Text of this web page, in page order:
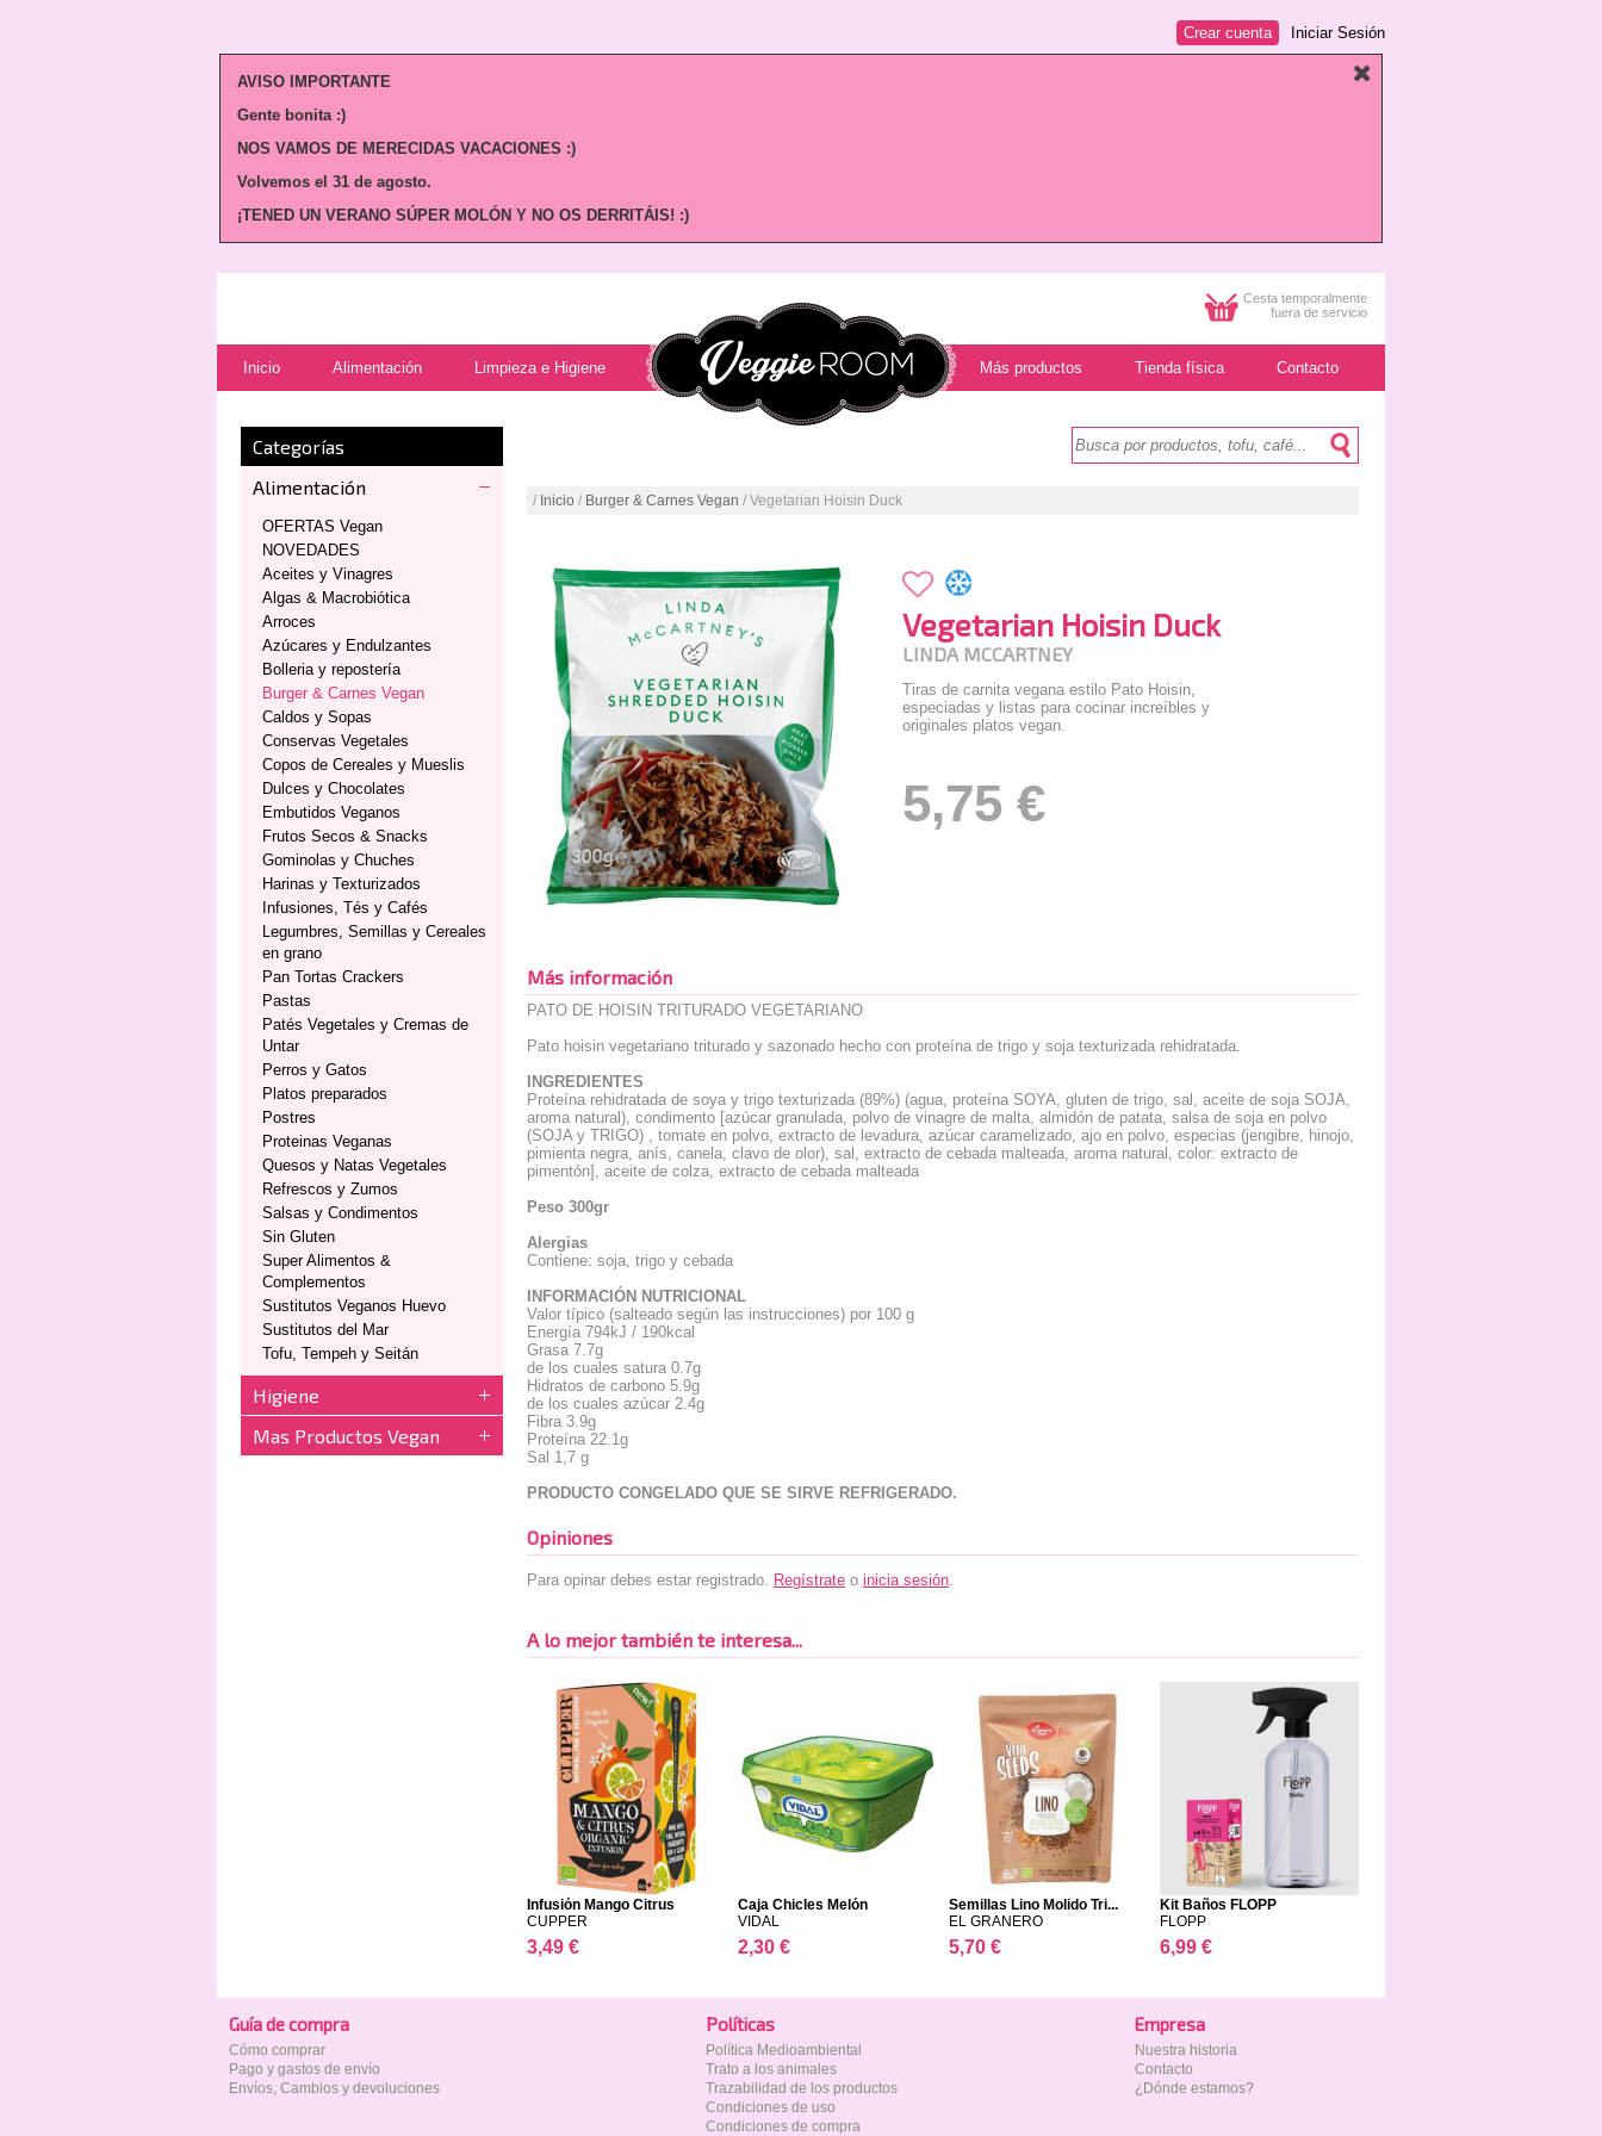
Iniciar Sesión
Crear cuenta
AVISO IMPORTANTE
Gente bonita :)
NOS VAMOS DE MERECIDAS VACACIONES :)
Volvemos el 31 de agosto.
¡TENED UN VERANO SÚPER MOLÓN Y NO OS DERRITÁIS! :)
Cesta temporalmente
fuera de servicio
Inicio Alimentación Limpieza e Higiene Más productos Tienda física Contacto
Categorías
Alimentación
OFERTAS Vegan
NOVEDADES
Aceites y Vinagres
Algas & Macrobiótica
Arroces
Azúcares y Endulzantes
Bolleria y repostería
Burger & Carnes Vegan
Caldos y Sopas
Conservas Vegetales
Copos de Cereales y Mueslis
Dulces y Chocolates
Embutidos Veganos
Frutos Secos & Snacks
Gominolas y Chuches
Harinas y Texturizados
Infusiones, Tés y Cafés
Legumbres, Semillas y Cereales
en grano
Pan Tortas Crackers
Pastas
Patés Vegetales y Cremas de
Untar
Perros y Gatos
Platos preparados
Postres
Proteinas Veganas
Quesos y Natas Vegetales
Refrescos y Zumos
Salsas y Condimentos
Sin Gluten
Super Alimentos &
Complementos
Sustitutos Veganos Huevo
Sustitutos del Mar
Tofu, Tempeh y Seitán
Higiene
Mas Productos Vegan
/ Inicio / Burger & Carnes Vegan / Vegetarian Hoisin Duck
Vegetarian Hoisin Duck
LINDA MCCARTNEY
Tiras de carnita vegana estilo Pato Hoisin,
especiadas y listas para cocinar increíbles y
originales platos vegan.
5,75 €
Más información
PATO DE HOISIN TRITURADO VEGETARIANO
Pato hoisin vegetariano triturado y sazonado hecho con proteína de trigo y soja texturizada rehidratada.
INGREDIENTES
Proteína rehidratada de soya y trigo texturizada (89%) (agua, proteína SOYA, gluten de trigo, sal, aceite de soja SOJA,
aroma natural), condimento [azúcar granulada, polvo de vinagre de malta, almidón de patata, salsa de soja en polvo
(SOJA y TRIGO) , tomate en polvo, extracto de levadura, azúcar caramelizado, ajo en polvo, especias (jengibre, hinojo,
pimienta negra, anís, canela, clavo de olor), sal, extracto de cebada malteada, aroma natural, color: extracto de
pimentón], aceite de colza, extracto de cebada malteada
Peso 300gr
Alergias
Contiene: soja, trigo y cebada
INFORMACIÓN NUTRICIONAL
Valor típico (salteado según las instrucciones) por 100 g
Energía 794kJ / 190kcal
Grasa 7.7g
de los cuales satura 0.7g
Hidratos de carbono 5.9g
de los cuales azúcar 2.4g
Fibra 3.9g
Proteína 22.1g
Sal 1,7 g
PRODUCTO CONGELADO QUE SE SIRVE REFRIGERADO.
Opiniones
Para opinar debes estar registrado. Regístrate o inicia sesión.
A lo mejor también te interesa...
Infusión Mango Citrus
CUPPER
3,49 €
Caja Chicles Melón
VIDAL
2,30 €
Semillas Lino Molido Tri...
EL GRANERO
5,70 €
Kit Baños FLOPP
FLOPP
6,99 €
Guía de compra
Cómo comprar
Pago y gastos de envío
Envíos, Cambios y devoluciones
Polí­ticas
Política Medioambiental
Trato a los animales
Trazabilidad de los productos
Condiciones de uso
Condiciones de compra
Empresa
Nuestra historia
Contacto
¿Dónde estamos?